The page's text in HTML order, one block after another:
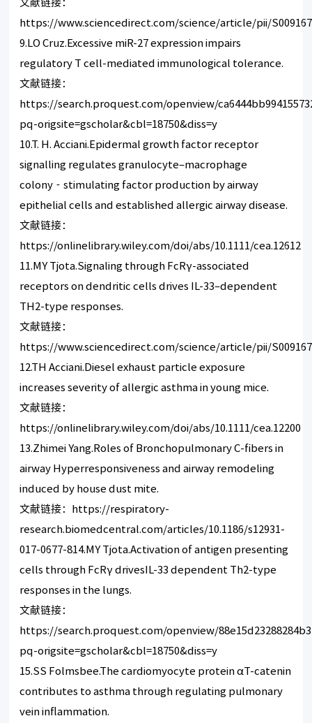
文献链接：
https://www.sciencedirect.com/science/article/pii/
9.LO Cruz.Excessive miR-27 expression impairs
regulatory T cell-mediated immunological tolerance.
文献链接：
https://search.proquest.com/openview/
pq-origsite=gscholar&cbl=18750&diss=y
10.T. H. Acciani.Epidermal growth factor receptor
signalling regulates granulocyte–macrophage
colony‐stimulating factor production by airway
epithelial cells and established allergic airway disease.
文献链接：
https://onlinelibrary.wiley.com/doi/abs/10.1111/cea.12612
11.MY Tjota.Signaling through FcRγ-associated
receptors on dendritic cells drives IL-33–dependent
TH2-type responses.
文献链接：
https://www.sciencedirect.com/science/article/pii/
12.TH Acciani.Diesel exhaust particle exposure
increases severity of allergic asthma in young mice.
文献链接：
https://onlinelibrary.wiley.com/doi/abs/10.1111/cea.12200
13.Zhimei Yang.Roles of Bronchopulmonary C-fibers in
airway Hyperresponsiveness and airway remodeling
induced by house dust mite.
文献链接：
https://respiratory-
research.biomedcentral.com/articles/10.1186/s12931-
017-0677-814.MY Tjota.Activation of antigen presenting
cells through FcRγ drivesIL-33 dependent Th2-type
responses in the lungs.
文献链接：
https://search.proquest.com/openview/
pq-origsite=gscholar&cbl=18750&diss=y
15.SS Folmsbee.The cardiomyocyte protein αT-catenin
contributes to asthma through regulating pulmonary
vein inflammation.